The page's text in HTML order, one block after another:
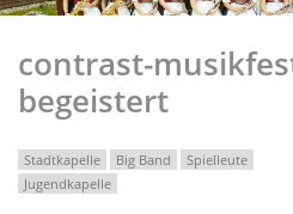
contrast-
begeistert
Stadtkapelle Big Band
Spielleute
Jugendkapelle